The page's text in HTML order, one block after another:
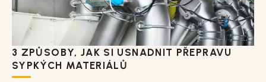
3 ZPŮSOBY, JAK SI USNADNIT PŘEPRAVU
SYPKÝCH MATERIÁLŮ